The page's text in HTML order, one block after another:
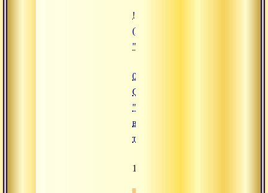
![01.02.2016 Сатсанг
(https://www.advayta.org/upload/
"01.02.2016 Сатсанг
01.02.2016
Сатсанг
"Различные
виды
тапаса"
1529